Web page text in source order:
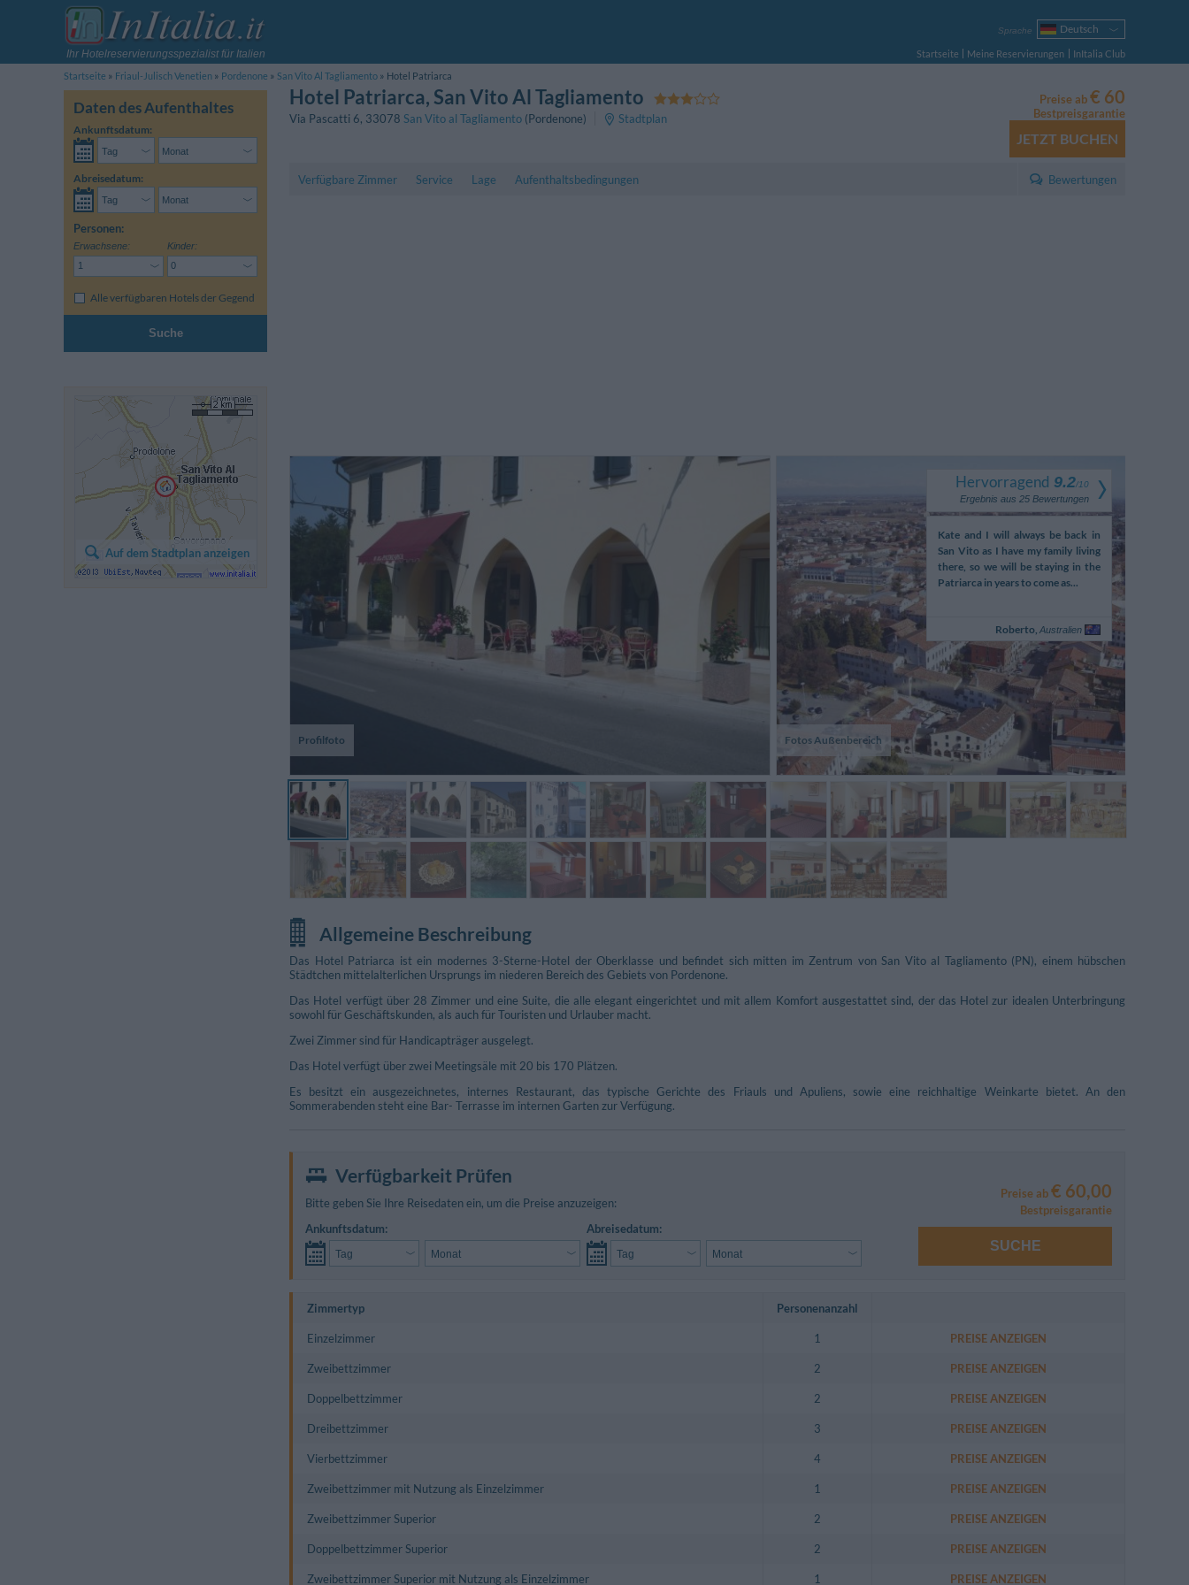
Ihr Hotelreservierungsspezialist für Italien
Sprache
Deutsch
Italiano
English
Español
Русский
Português
Polski
Startseite Meine Reservierungen
InItalia Club
Startseite
Friaul-Julisch Venetien Pordenone San Vito Al Tagliamento Hotel Patriarca
Daten des Aufenthaltes
Ankunftsdatum:
Abreisedatum:
Personen:
Erwachsene: Kinder:
Alle verfügbaren Hotels der Gegend
Suche
Hotel Patriarca, San Vito Al Tagliamento
Via Pascatti 6, 33078 San Vito al Tagliamento (Pordenone) Stadtplan
Preise ab€ 60
Bestpreisgarantie
JETZT BUCHEN
Verfügbare Zimmer Service Lage Aufenthaltsbedingungen Bewertungen
Profilfoto Fotos Außenbereich
Hervorragend 9.2/10
Ergebnis aus 25 Bewertungen
Très satisfait.
Jacques, Frankreich
Lovely little hotel, I was treated
like family. I was going to a concert
in the next town, and the hotel
provided car service before and...
Elisabeth,
Bei der Anfahrt dachte ich - wo bin
ich denn da gelandet ? War dann
jedoch sehr positiv überrascht.
Tolle große Zimmer, gutes R...
Österreich
Kate and I will always be back in
San Vito as I have my family living
there, so we will be staying in the
Patriarca in years to come as...
Roberto, Australien
have
helpful. We
Allgemeine Beschreibung
Das Hotel Patriarca ist ein modernes 3-Sterne-Hotel der Oberklasse und befindet sich mitten im Zentrum von San Vito al Tagliamento (PN), einem hübschen
Städtchen mittelalterlichen Ursprungs im niederen Bereich des Gebiets von Pordenone.
Das Hotel verfügt über 28 Zimmer und eine Suite, die alle elegant eingerichtet und mit allem Komfort ausgestattet sind, der das Hotel zur idealen Unterbringung
sowohl für Geschäftskunden, als auch für Touristen und Urlauber macht.
Zwei Zimmer sind für Handicapträger ausgelegt.
Das Hotel verfügt über zwei Meetingsäle mit 20 bis 170 Plätzen.
Es besitzt ein ausgezeichnetes, internes Restaurant, das typische Gerichte des Friauls und Apuliens, sowie eine reichhaltige Weinkarte bietet. An den
Sommerabenden steht eine Bar- Terrasse im internen Garten zur Verfügung.
Verfügbarkeit Prüfen
Bitte geben Sie Ihre Reisedaten ein, um die Preise anzuzeigen:
Ankunftsdatum:
Abreisedatum:
Preise ab€ 60,00
Bestpreisgarantie
SUCHE
Zimmertyp Personenanzahl
Einzelzimmer 1 PREISE ANZEIGEN
Zweibettzimmer 2 PREISE ANZEIGEN
Doppelbettzimmer 2 PREISE ANZEIGEN
Dreibettzimmer 3 PREISE ANZEIGEN
Vierbettzimmer 4 PREISE ANZEIGEN
Zweibettzimmer mit Nutzung als Einzelzimmer 1 PREISE ANZEIGEN
Zweibettzimmer Superior 2 PREISE ANZEIGEN
Doppelbettzimmer Superior 2 PREISE ANZEIGEN
Zweibettzimmer Superior mit Nutzung als Einzelzimmer 1 PREISE ANZEIGEN
Auf dem Stadtplan anzeigen